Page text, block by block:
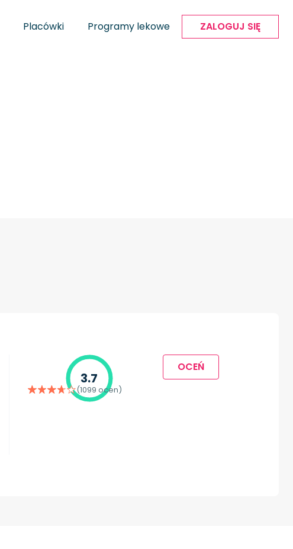
Placówki Programy lekowe ZALOGUJ SIĘ
3.7
(1099 ocen)
OCEŃ